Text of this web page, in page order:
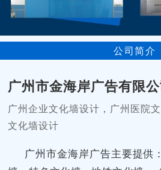
公司简介
广州市金海岸广告有限
广州企业文化墙设计，广州医院
文化墙设计
广州市金海岸广告主要提供